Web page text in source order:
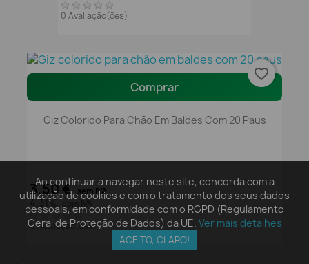
0 Avaliação(ões)
Comprar
Giz Colorido Para Chão Em Baldes Com 20 Paus
3,50 € sem IVA
4,31 €
0 Avaliação(ões)
favorite_border
Ao continuar a navegar neste site, concorda com a
utilização de cookies e com o tratamento dos seus dados
pessoais, em conformidade com o RGPD (Regulamento
Geral de Proteção de Dados) da UE. Ver mais detalhes
ACEITO, CLARO!